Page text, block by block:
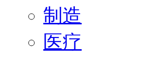
制造
医疗